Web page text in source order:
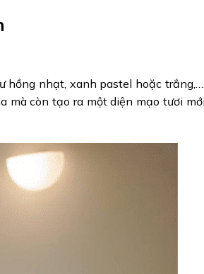
nhạt, xanh pastel hoặc trắng,….
mà còn tạo ra một diện mạo tươi mới